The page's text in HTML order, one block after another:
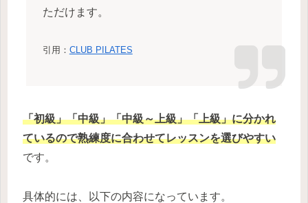
ただけます。
引用： CLUB PILATES
「初級」「中級」「中級～上級」「上級」に分かれ
ているので熟練度に合わせてレッスンを選びやすい
です。
具体的には、以下の内容になっています。